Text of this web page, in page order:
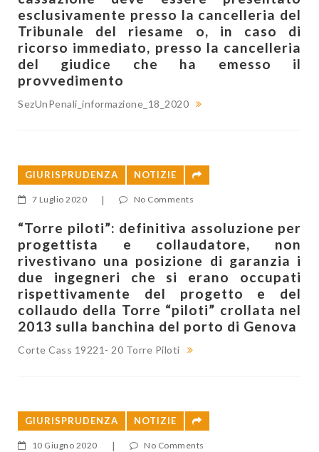
esclusivamente presso la cancelleria del
Tribunale del riesame o, in caso di
ricorso immediato, presso la cancelleria
del giudice che ha emesso il
provvedimento
SezUnPenali_informazione_18_2020
GIURISPRUDENZA NOTIZIE
7 Luglio 2020 | No Comments
“Torre piloti”: definitiva assoluzione per
progettista e collaudatore, non
rivestivano una posizione di garanzia i
due ingegneri che si erano occupati
rispettivamente del progetto e del
collaudo della Torre “piloti” crollata nel
2013 sulla banchina del porto di Genova
Corte Cass 19221- 20 Torre Piloti
GIURISPRUDENZA NOTIZIE
10 Giugno 2020 | No Comments